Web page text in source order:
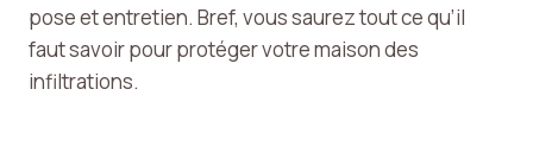
pose et entretien. Bref, vous saurez tout ce qu’il
faut savoir pour protéger votre maison des
infiltrations.